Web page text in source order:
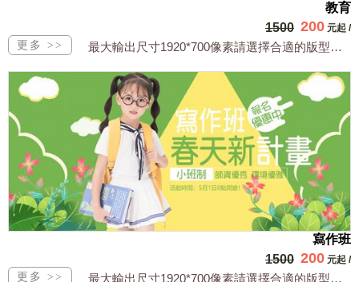
教育
1500 200 元起 /
最大輸出尺寸1920*700像素請選擇合適的版型，文字或相關商品圖須由買方提供文...
寫作班
1500 200 元起 /
最大輸出尺寸1920*700像素請選擇合適的版型，文字或相關商品圖須由買方提供文...